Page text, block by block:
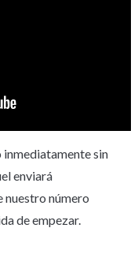
WhatsApp de
rápida)
inmediatamente sin
enviará
número
de empezar.